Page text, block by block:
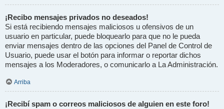
¡Recibo mensajes privados no deseados!
Si está recibiendo mensajes maliciosos u ofensivos de un
usuario en particular, puede bloquearlo para que no le pueda
enviar mensajes dentro de las opciones del Panel de Control de
Usuario, puede usar el botón para informar o reportar dichos
mensajes a los Moderadores, o comunicarlo a La Administración.
Arriba
¡Recibí spam o correos maliciosos de alguien en este foro!